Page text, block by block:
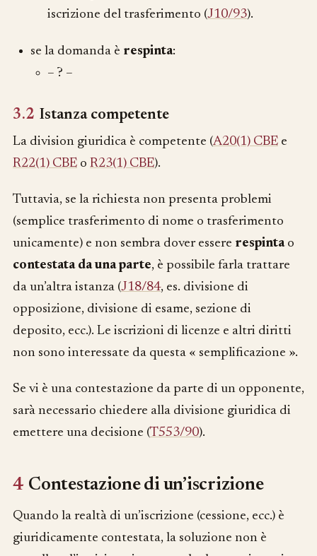
iscrizione del trasferimento (J10/93).
se la domanda è respinta:
– ? –
3.2 Istanza competente
La division giuridica è competente (A20(1) CBE e
R22(1) CBE o R23(1) CBE).
Tuttavia, se la richiesta non presenta problemi
(semplice trasferimento di nome o trasferimento
unicamente) e non sembra dover essere respintao
contestata da una parte, è possibile farla trattare
da un’altra istanza (J18/84, es. divisione di
opposizione, divisione di esame, sezione di
deposito, ecc.). Le iscrizioni di licenze e altri diritti
non sono interessate da questa « semplificazione ».
Se vi è una contestazione da parte di un opponente,
sarà necessario chiedere alla divisione giuridica di
emettere una decisione (T553/90).
4 Contestazione di un’iscrizione
Quando la realtà di un’iscrizione (cessione, ecc.) è
giuridicamente contestata, la soluzione non è